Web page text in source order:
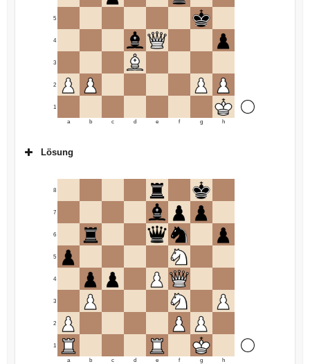
1
2
3
4
5
a b c d e f g h
Lösung
1
2
3
4
5
6
7
8
a b c d e f g h